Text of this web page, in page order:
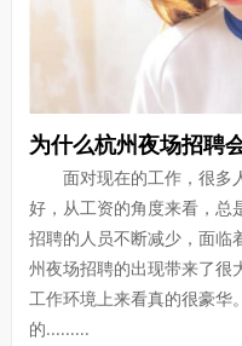
为什么杭州夜场招聘
面对现在的工作，很多
好，从工资的角度来看，总
招聘的人员不断减少，面临
州夜场招聘的出现带来了
工作环境上来看真的很豪华
的.........